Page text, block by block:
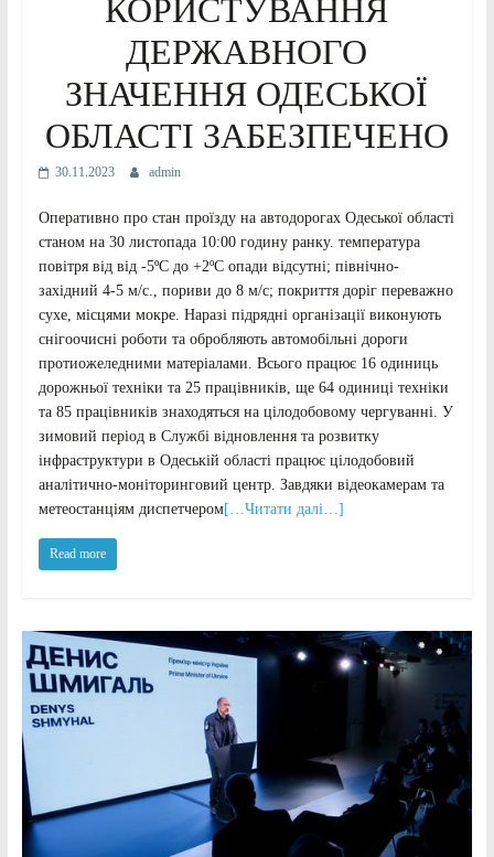
КОРИСТУВАННЯ
ДЕРЖАВНОГО
ЗНАЧЕННЯ ОДЕСЬКОЇ
ОБЛАСТІ ЗАБЕЗПЕЧЕНО
30.11.2023 admin
Оперативно про стан проїзду на автодорогах Одеської області
станом на 30 листопада 10:00 годину ранку. температура
повітря від від -5ºС до +2ºС опади відсутні; північно-
західний 4-5 м/с., пориви до 8 м/с; покриття доріг переважно
сухе, місцями мокре. Наразі підрядні організації виконують
снігоочисні роботи та обробляють автомобільні дороги
протиожеледними матеріалами. Всього працює 16 одиниць
дорожньої техніки та 25 працівників, ще 64 одиниці техніки
та 85 працівників знаходяться на цілодобовому чергуванні. У
зимовий період в Службі відновлення та розвитку
інфраструктури в Одеській області працює цілодобовий
аналітично-моніторинговий центр. Завдяки відеокамерам та
метеостанціям диспетчером[…Читати далі…]
Read more